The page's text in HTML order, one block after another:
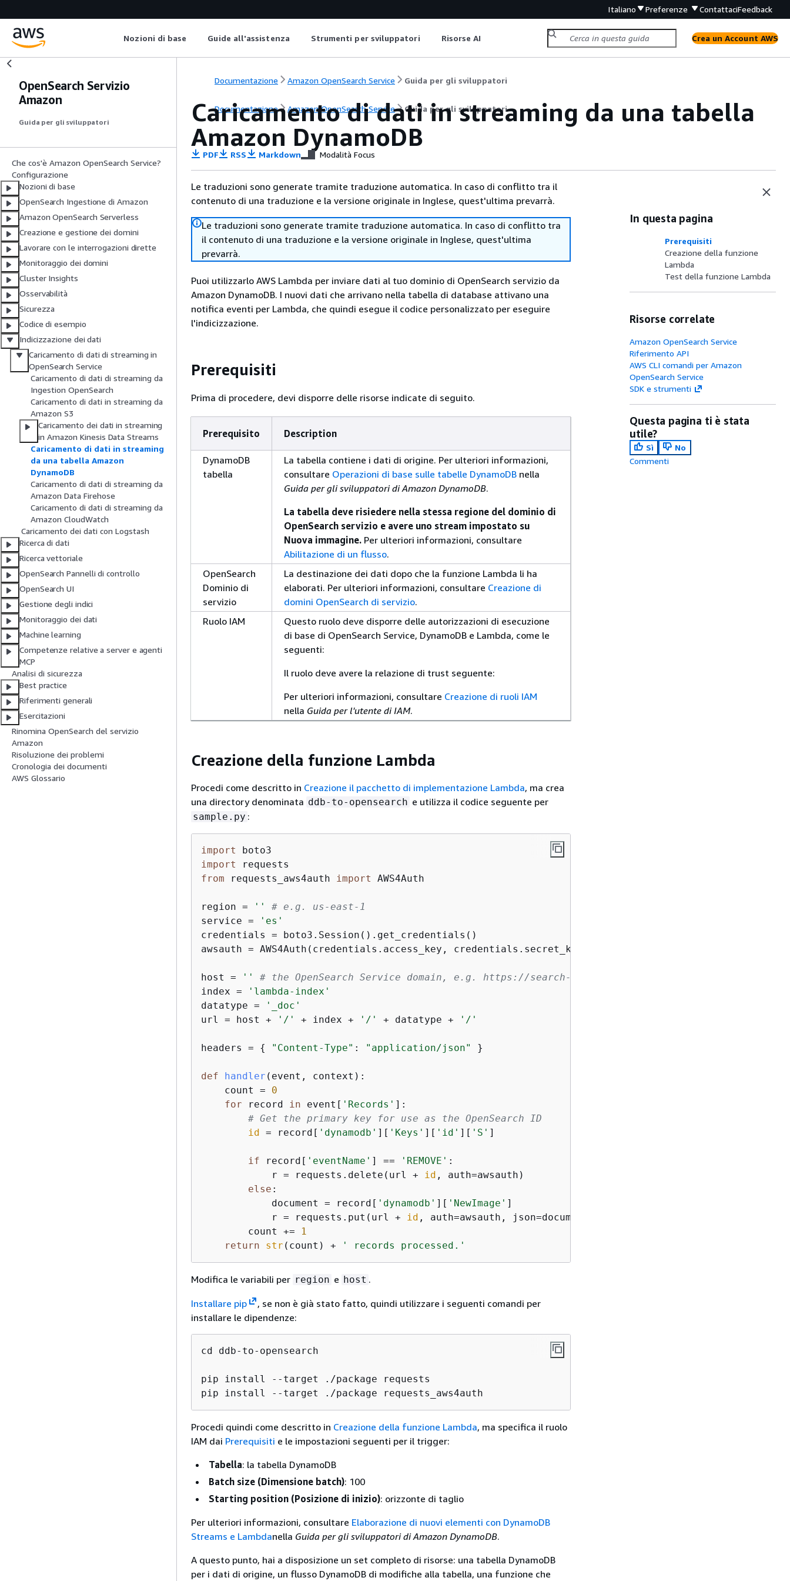
Italiano Preferenze ContattaciFeedback
Nozioni di base Guide all'assistenza Strumenti per sviluppatori Risorse AI Crea un Account AWS
OpenSearch Servizio
Amazon
Guida per gli sviluppatori
Che cos'è Amazon OpenSearch Service?
Configurazione
Nozioni di base
OpenSearch Ingestione di Amazon
Amazon OpenSearch Serverless
Creazione e gestione dei domini
Lavorare con le interrogazioni dirette
Monitoraggio dei domini
Cluster Insights
Osservabilità
Sicurezza
Codice di esempio
Indicizzazione dei dati
Caricamento di dati di streaming in
OpenSearch Service
Caricamento di dati di streaming da
Ingestion OpenSearch
Caricamento di dati in streaming da
Amazon S3
Caricamento dei dati in streaming
in Amazon Kinesis Data Streams
Caricamento di dati in streaming
da una tabella Amazon
DynamoDB
Caricamento di dati di streaming da
Amazon Data Firehose
Caricamento di dati di streaming da
Amazon CloudWatch
Caricamento dei dati con Logstash
Ricerca di dati
Ricerca vettoriale
OpenSearch Pannelli di controllo
OpenSearch UI
Gestione degli indici
Monitoraggio dei dati
Machine learning
Competenze relative a server e agenti
MCP
Analisi di sicurezza
Best practice
Riferimenti generali
Esercitazioni
Rinomina OpenSearch del servizio
Amazon
Risoluzione dei problemi
Cronologia dei documenti
AWS Glossario
Documentazione Amazon OpenSearch Service Guida per gli sviluppatori
Documentazione Amazon OpenSearch Service Guida per gli sviluppatori
Caricamento di dati in streaming da una tabella
Amazon DynamoDB
PDF RSS Markdown Modalità Focus
Le traduzioni sono generate tramite traduzione automatica. In caso di conflitto tra il
contenuto di una traduzione e la versione originale in Inglese, quest'ultima prevarrà.
Le traduzioni sono generate tramite traduzione automatica. In caso di conflitto tra
il contenuto di una traduzione e la versione originale in Inglese, quest'ultima
prevarrà.
Puoi utilizzarlo AWS Lambda per inviare dati al tuo dominio di OpenSearch servizio da
Amazon DynamoDB. I nuovi dati che arrivano nella tabella di database attivano una
notifica eventi per Lambda, che quindi esegue il codice personalizzato per eseguire
l'indicizzazione.
Prerequisiti
Prima di procedere, devi disporre delle risorse indicate di seguito.
Prerequisito Description
DynamoDB
tabella
La tabella contiene i dati di origine. Per ulteriori informazioni,
consultare Operazioni di base sulle tabelle DynamoDB nella
Guida per gli sviluppatori di Amazon DynamoDB.
La tabella deve risiedere nella stessa regione del dominio di
OpenSearch servizio e avere uno stream impostato su
Nuova immagine. Per ulteriori informazioni, consultare
Abilitazione di un flusso.
OpenSearch
Dominio di
servizio
La destinazione dei dati dopo che la funzione Lambda li ha
elaborati. Per ulteriori informazioni, consultare Creazione di
domini OpenSearch di servizio.
Ruolo IAM
Questo ruolo deve disporre delle autorizzazioni di esecuzione
di base di OpenSearch Service, DynamoDB e Lambda, come le
seguenti:
Il ruolo deve avere la relazione di trust seguente:
Per ulteriori informazioni, consultare Creazione di ruoli IAM
nella Guida per l'utente di IAM.
Creazione della funzione Lambda
Procedi come descritto in Creazione il pacchetto di implementazione Lambda, ma crea
una directory denominata ddb-to-opensearch e utilizza il codice seguente per
sample.py :
import
import
from requests_aws4auth import AWS4Auth
region = ''
# e.g. us-east-1
service =
'es'
credentials = boto3.Session().get_credentials()
awsauth = AWS4Auth(credentials.access_key, credentials.secret_key, region, service,
host = ''
# the OpenSearch Service domain, e.g. https://search-mydomain.us-west-1.es.amazonaws.com
index =
'lambda-index'
datatype =
'_doc'
url = host +
'/' + index + '/' + datatype + '/'
headers = { "Content-Type" : "application/json" }
def handler ( event, context ):
    count =
0
for record in event[ 'Records' ]:
# Get the primary key for use as the OpenSearch ID
id = record[ 'dynamodb' ][ 'Keys' ][ 'id' ][ 'S' ]
if record[ 'eventName' ] == 'REMOVE' :
            r = requests.delete(url +
id , auth=awsauth)
else :
            document = record[
'dynamodb' ][ 'NewImage' ]
            r = requests.put(url +
id , auth=awsauth, json=document, headers=headers)
        count +=
1
return
str (count) + ' records processed.'
Modifica le variabili per region e host .
Installare pip
, se non è già stato fatto, quindi utilizzare i seguenti comandi per
installare le dipendenze:
cd ddb-to-opensearch
pip install --target ./package requests
pip install --target ./package requests_aws4auth
Procedi quindi come descritto in Creazione della funzione Lambda, ma specifica il ruolo
IAM dai Prerequisiti e le impostazioni seguenti per il trigger:
Tabella: la tabella DynamoDB
Batch size (Dimensione batch): 100
Starting position (Posizione di inizio): orizzonte di taglio
Per ulteriori informazioni, consultare Elaborazione di nuovi elementi con DynamoDB
Streams e Lambdanella Guida per gli sviluppatori di Amazon DynamoDB.
A questo punto, hai a disposizione un set completo di risorse: una tabella DynamoDB
per i dati di origine, un flusso DynamoDB di modifiche alla tabella, una funzione che
In questa pagina
Prerequisiti
Creazione della funzione
Lambda
Test della funzione Lambda
Risorse correlate
Amazon OpenSearch Service
Riferimento API
AWS CLI comandi per Amazon
OpenSearch Service
SDK e strumenti
Questa pagina ti è stata
utile?
Sì
No
Commenti